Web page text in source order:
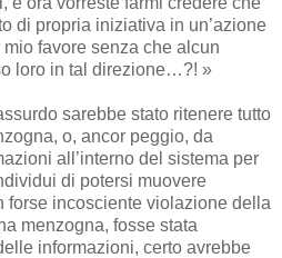
di propria iniziativa in un’azione
favore senza che alcun
loro in tal direzione…?! »
sarebbe stato ritenere tutto
o, ancor peggio, da
all’interno del sistema per
di potersi muovere
forse incosciente violazione della
menzogna, fosse stata
informazioni, certo avrebbe